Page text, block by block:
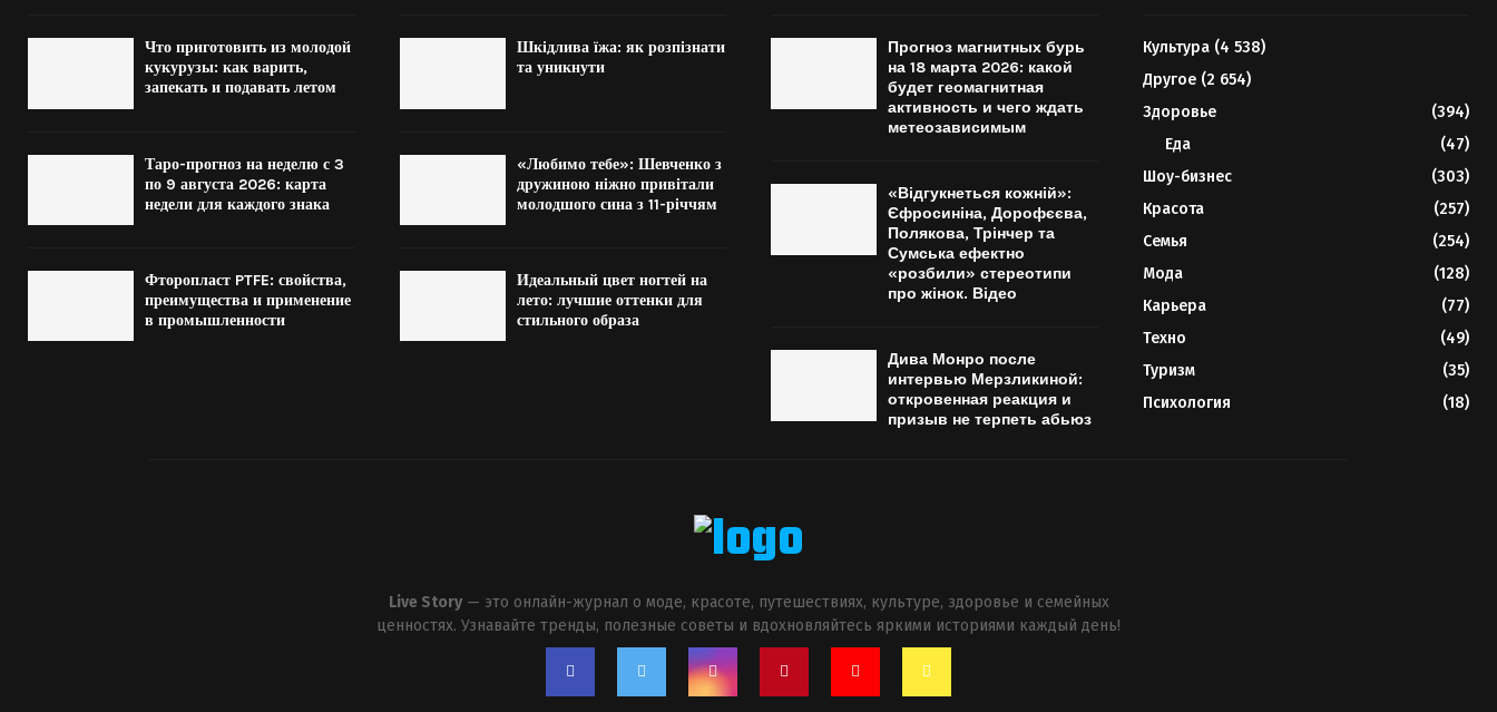
Что приготовить из молодой
кукурузы: как варить,
запекать и подавать летом
Таро-прогноз на неделю с 3
по 9 августа 2026: карта
недели для каждого знака
Фторопласт PTFE: свойства,
преимущества и применение
в промышленности
Шкідлива їжа: як розпізнати
та уникнути
«Любимо тебе»: Шевченко з
дружиною ніжно привітали
молодшого сина з 11-річчям
Идеальный цвет ногтей на
лето: лучшие оттенки для
стильного образа
Прогноз магнитных бурь
на 18 марта 2026: какой
будет геомагнитная
активность и чего ждать
метеозависимым
«Відгукнеться кожній»:
Єфросиніна, Дорофєєва,
Полякова, Трінчер та
Сумська ефектно
«розбили» стереотипи
про жінок. Відео
Дива Монро после
интервью Мерзликиной:
откровенная реакция и
призыв не терпеть абьюз
Культура(4 538)
Другое(2 654)
Здоровье
(394)
Еда
(47)
Шоу-бизнес
(303)
Красота
(257)
Семья
(254)
Мода
(128)
Карьера
(77)
Техно
(49)
Туризм
(35)
Психология
(18)
Live Story— это онлайн-журнал о моде, красоте, путешествиях, культуре, здоровье и семейных
ценностях. Узнавайте тренды, полезные советы и вдохновляйтесь яркими историями каждый день!